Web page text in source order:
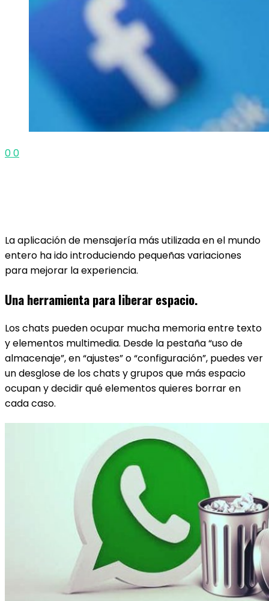
00
La aplicación de mensajería más utilizada en el mundo
entero ha ido introduciendo pequeñas variaciones
para mejorar la experiencia.
Una herramienta para liberar espacio.
Los chats pueden ocupar mucha memoria entre texto
y elementos multimedia. Desde la pestaña “uso de
almacenaje”, en “ajustes” o “configuración”, puedes ver
un desglose de los chats y grupos que más espacio
ocupan y decidir qué elementos quieres borrar en
cada caso.